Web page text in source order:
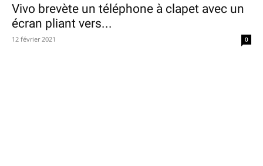
Vivo brevète un téléphone à clapet avec un
écran pliant vers...
12 février 2021 0